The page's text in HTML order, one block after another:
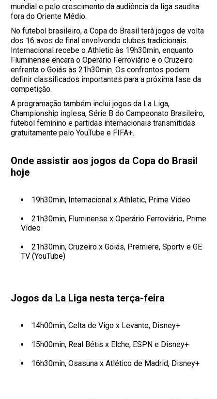
mundial e pelo crescimento da audiência da liga saudita
fora do Oriente Médio.
No futebol brasileiro, a Copa do Brasil terá jogos de volta
dos 16 avos de final envolvendo clubes tradicionais.
Internacional recebe o Athletic às 19h30min, enquanto
Fluminense encara o Operário Ferroviário e o Cruzeiro
enfrenta o Goiás às 21h30min. Os confrontos podem
definir classificados importantes para a próxima fase da
competição.
A programação também inclui jogos da La Liga,
Championship inglesa, Série B do Campeonato Brasileiro,
futebol feminino e partidas internacionais transmitidas
gratuitamente pelo YouTube e FIFA+.
Onde assistir aos jogos da Copa do Brasil
hoje
19h30min, Internacional x Athletic, Prime Video
21h30min, Fluminense x Operário Ferroviário, Prime
Video
21h30min, Cruzeiro x Goiás, Premiere, Sportv e GE
TV (YouTube)
Jogos da La Liga nesta terça-feira
14h00min, Celta de Vigo x Levante, Disney+
15h00min, Real Bétis x Elche, ESPN e Disney+
16h30min, Osasuna x Atlético de Madrid, Disney+